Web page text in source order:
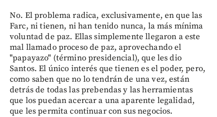
No. El problema radica, exclusivamente, en que las
Farc, ni tienen, ni han tenido nunca, la más mínima
voluntad de paz. Ellas simplemente llegaron a este
mal llamado proceso de paz, aprovechando el
"papayazo" (término presidencial), que les dio
Santos. El único interés que tienen es el poder, pero,
como saben que no lo tendrán de una vez, están
detrás de todas las prebendas y las herramientas
que los puedan acercar a una aparente legalidad,
que les permita continuar con sus negocios.